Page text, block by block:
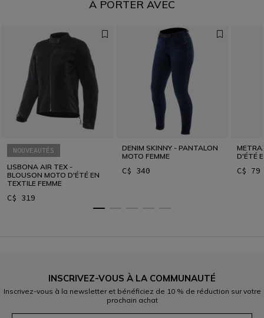
À PORTER AVEC
NOUVEAUTÉS
LISBONA AIR TEX -
BLOUSON MOTO D'ÉTÉ EN
TEXTILE FEMME
C$ 319
DENIM SKINNY - PANTALON
MOTO FEMME
C$ 340
D'ÉTÉ
C$ 79
INSCRIVEZ-VOUS À LA COMMUNAUTÉ
Inscrivez-vous à la newsletter et bénéficiez de 10 % de réduction sur votre
prochain achat